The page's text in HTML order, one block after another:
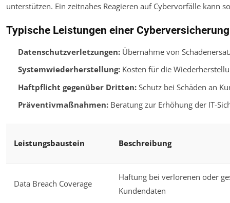
unterstützen. Ein zeitnahes Reagieren auf Cybervorfälle kann
Typische Leistungen einer Cyberversicherung
Datenschutzverletzungen:Übernahme von
Systemwiederherstellung:Kosten für die
Haftpflicht gegenüber Dritten:Schutz bei Schäden an
Präventivmaßnahmen:Beratung zur Erhöhung der IT-
Leistungsbaustein Beschreibung
Data Breach Coverage
Haftung bei verlorenen oder
Kundendaten